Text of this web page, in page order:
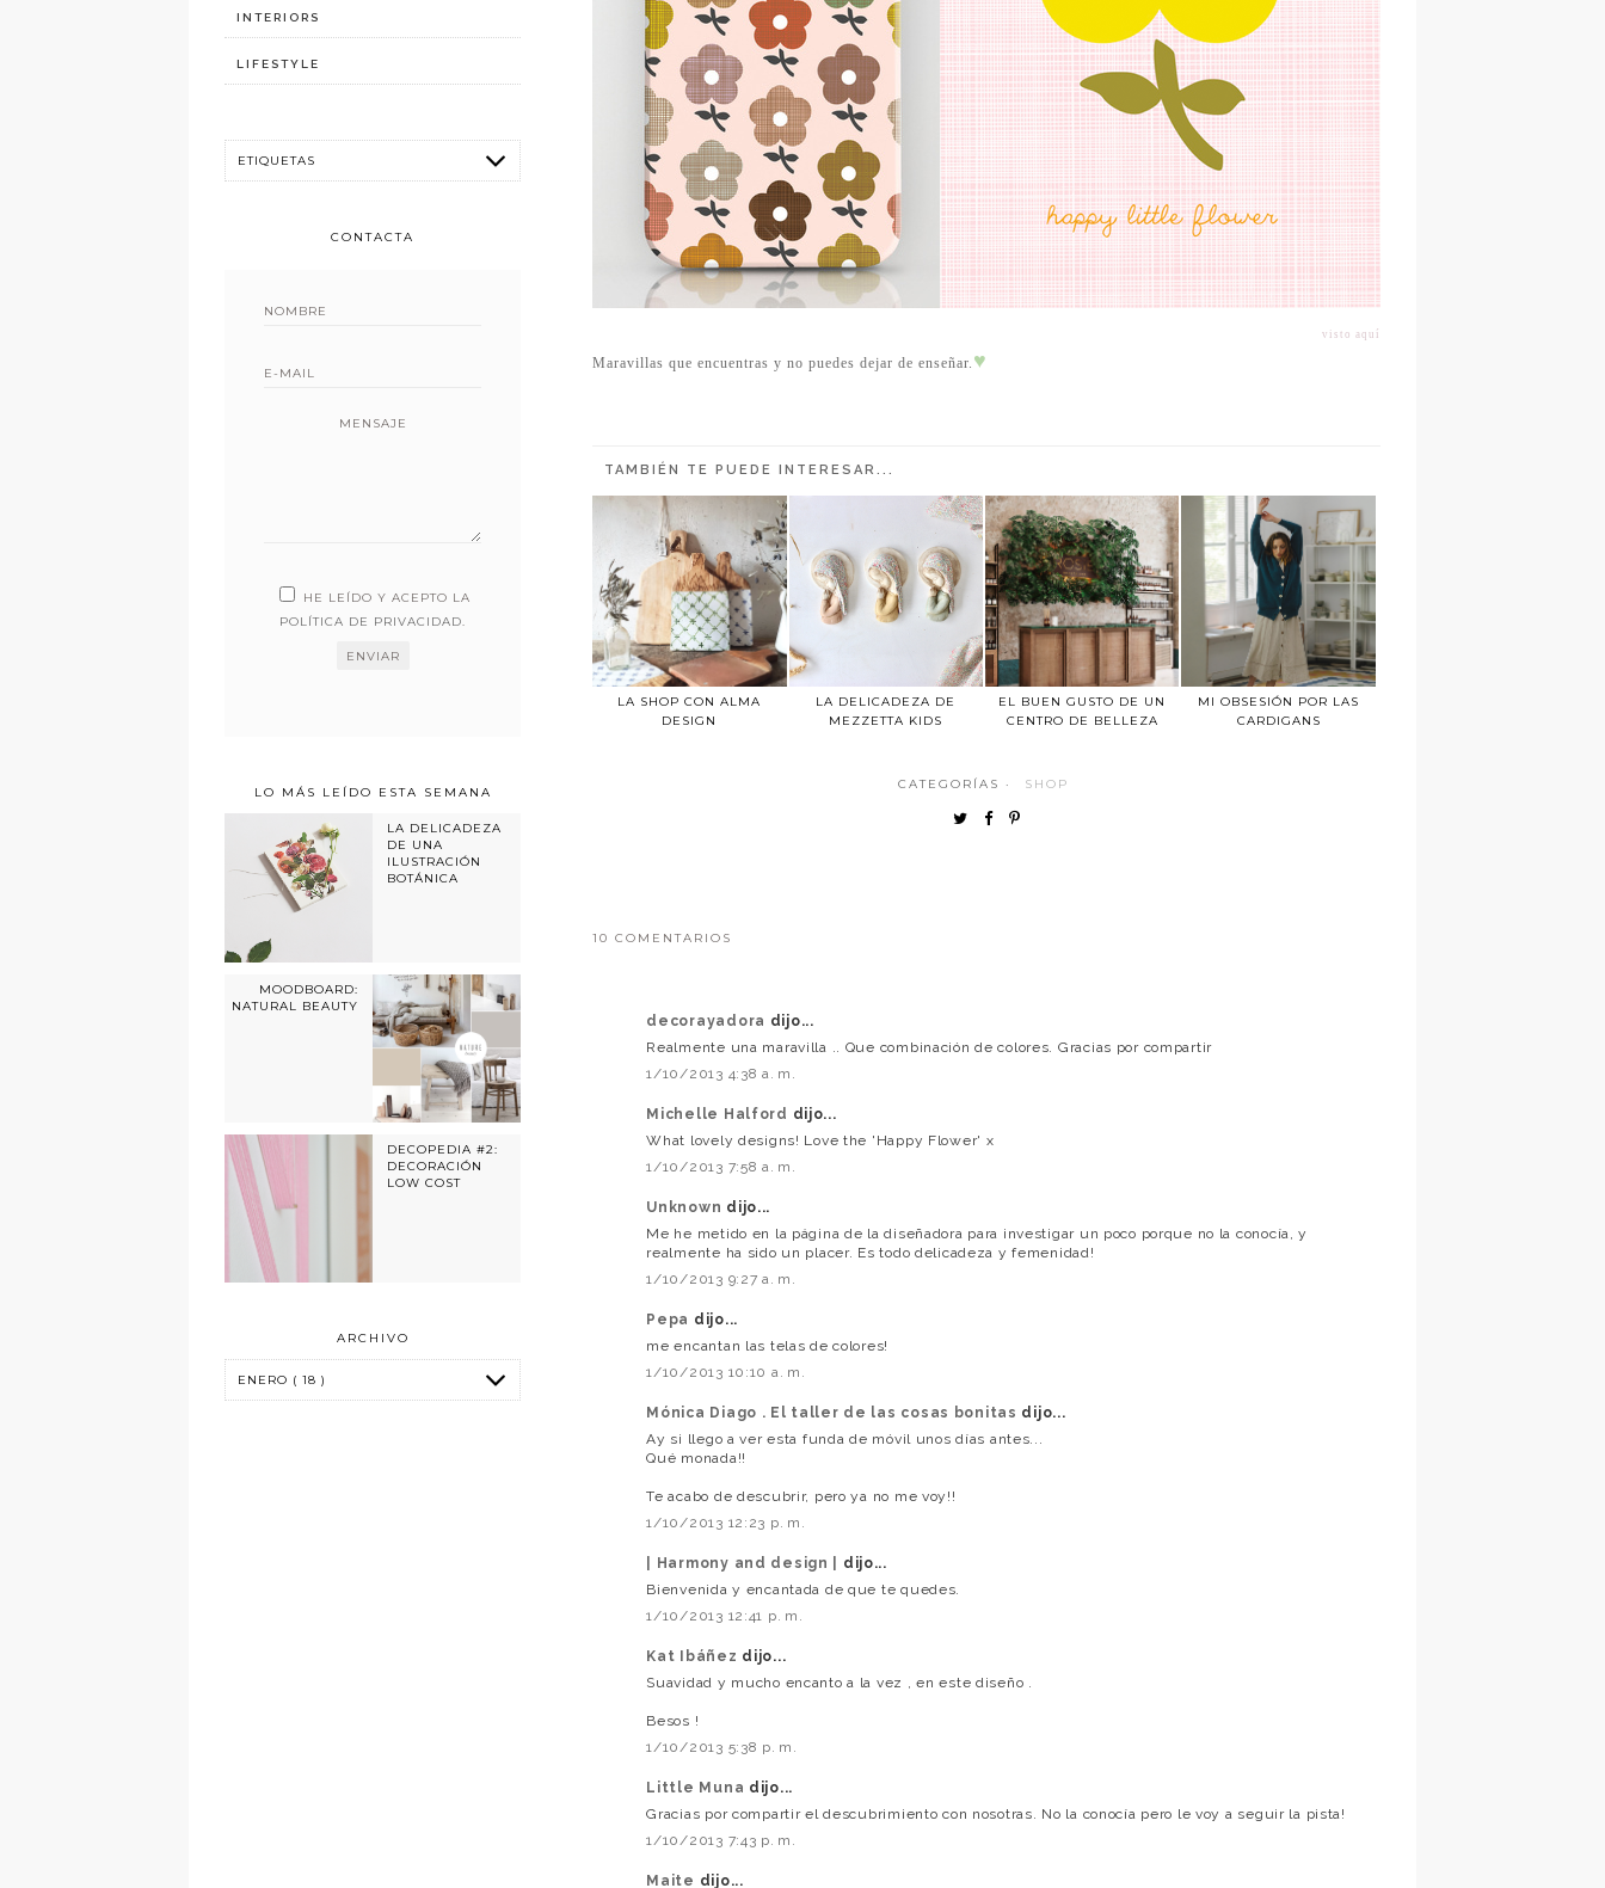
visto aquí
Maravillas que encuentras y no puedes dejar de enseñar. ♥
TAMBIÉN TE PUEDE INTERESAR...
LA SHOP CON ALMA
DESIGN
LA DELICADEZA DE
MEZZETTA KIDS
EL BUEN GUSTO DE UN
CENTRO DE BELLEZA
MI OBSESIÓN POR LAS
CARDIGANS
CATEGORÍAS · SHOP
10 COMENTARIOS
decorayadora dijo...
Realmente una maravilla .. Que combinación de colores. Gracias por compartir
1/10/2013 4:38 a. m.
Michelle Halford dijo...
What lovely designs! Love the 'Happy Flower' x
1/10/2013 7:58 a. m.
Unknown dijo...
Me he metido en la página de la diseñadora para investigar un poco porque no la conocía, y
realmente ha sido un placer. Es todo delicadeza y femenidad!
1/10/2013 9:27 a. m.
Pepa dijo...
me encantan las telas de colores!
1/10/2013 10:10 a. m.
Mónica Diago . El taller de las cosas bonitas dijo...
Ay si llego a ver esta funda de móvil unos días antes...
Qué monada!!
Te acabo de descubrir, pero ya no me voy!!
1/10/2013 12:23 p. m.
| Harmony and design | dijo...
Bienvenida y encantada de que te quedes.
1/10/2013 12:41 p. m.
Kat Ibáñez dijo...
Suavidad y mucho encanto a la vez , en este diseño .
Besos !
1/10/2013 5:38 p. m.
Little Muna dijo...
Gracias por compartir el descubrimiento con nosotras. No la conocía pero le voy a seguir la pista!
1/10/2013 7:43 p. m.
Maite dijo...
INTERIORS
LIFESTYLE
CONTACTA
MENSAJE
HE LEÍDO Y ACEPTO LA
POLÍTICA DE PRIVACIDAD.
LO MÁS LEÍDO ESTA SEMANA
LA DELICADEZA
DE UNA
ILUSTRACIÓN
BOTÁNICA
MOODBOARD:
NATURAL BEAUTY
DECOPEDIA #2:
DECORACIÓN
LOW COST
ARCHIVO